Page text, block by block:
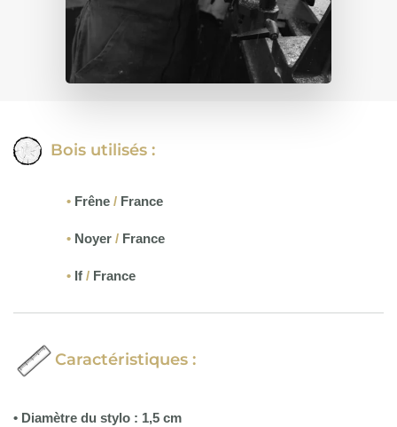
Bois utilisés :
• Frêne / France
• Noyer / France
• If / France
Caractéristiques :
• Diamètre du stylo : 1,5 cm